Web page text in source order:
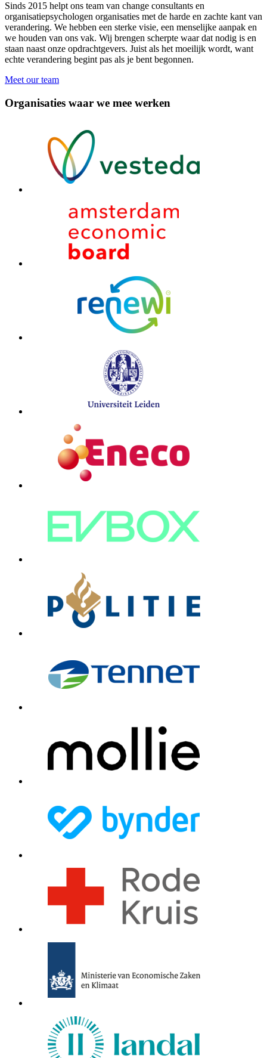
Sinds 2015 helpt ons team van change consultants en
organisatiepsychologen organisaties met de harde en zachte kant van
verandering. We hebben een sterke visie, een menselijke aanpak en
we houden van ons vak. Wij brengen scherpte waar dat nodig is en
staan naast onze opdrachtgevers. Juist als het moeilijk wordt, want
echte verandering begint pas als je bent begonnen.
Meet our team
Organisaties waar we mee werken